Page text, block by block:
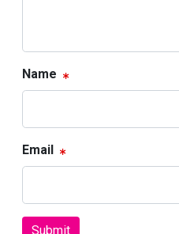
Name
Email
Submit